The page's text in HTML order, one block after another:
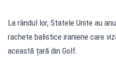
La rândul lor, Statele Unite au
rachete balistice iraniene care
această țară din Golf.